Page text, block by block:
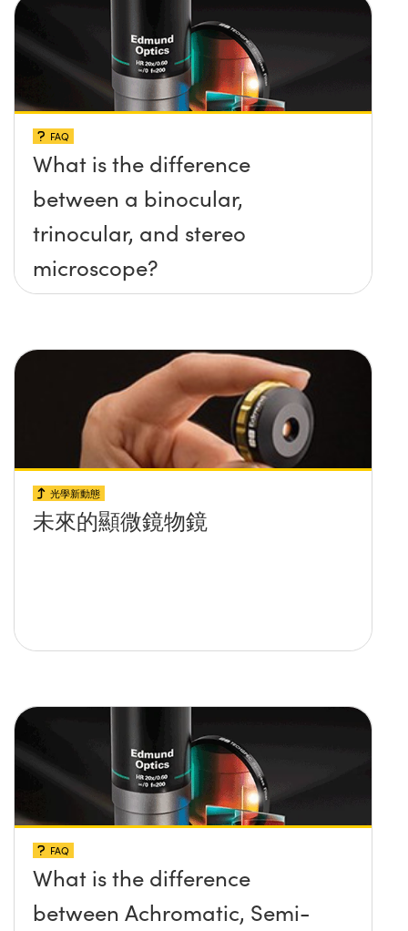
FAQ
What is the difference
between a binocular,
trinocular, and stereo
microscope?
光學新動態
未來的顯微鏡物鏡
FAQ
What is the difference
between Achromatic, Semi-